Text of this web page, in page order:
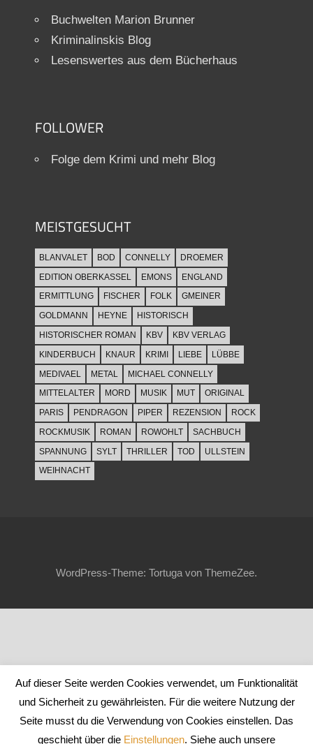
Buchwelten Marion Brunner
Kriminalinskis Blog
Lesenswertes aus dem Bücherhaus
FOLLOWER
Folge dem Krimi und mehr Blog
MEISTGESUCHT
BLANVALET BOD CONNELLY
DROEMER
EDITION OBERKASSEL
EMONS
ENGLAND
ERMITTLUNG
FISCHER FOLK
GMEINER
GOLDMANN
HEYNE
HISTORISCH
HISTORISCHER ROMAN
KBV
KBV VERLAG
KINDERBUCH
KNAUR KRIMI LIEBE
LÜBBE
MEDIVAEL
METAL
MICHAEL CONNELLY
MITTELALTER
MORD MUSIK MUT
ORIGINAL
PARIS
PENDRAGON PIPER REZENSION
ROCK
ROCKMUSIK
ROMAN ROWOHLT
SACHBUCH
SPANNUNG
SYLT THRILLER TOD
ULLSTEIN
WEIHNACHT
WordPress-Theme: Tortuga von ThemeZee.
Auf dieser Seite werden Cookies verwendet, um Funktionalität
und Sicherheit zu gewährleisten. Für die weitere Nutzung der
Seite musst du die Verwendung von Cookies einstellen. Das
geschieht über die Einstellungen. Siehe auch unsere